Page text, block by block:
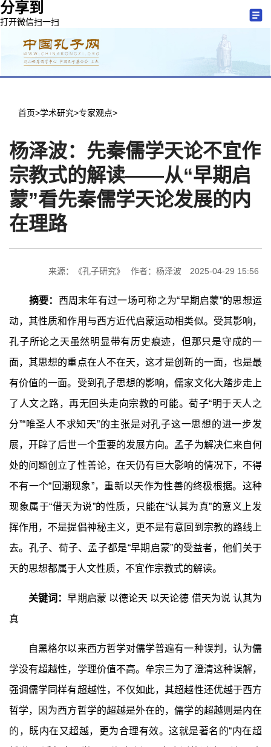
分享到
打开微信扫一扫
首页>学术研究>专家观点>
杨泽波：先秦儒学天论不宜作
宗教式的解读——从“早期启
蒙”看先秦儒学天论发展的内
在理路
来源：《孔子研究》 作者：杨泽波 2025-04-29 15:56
摘要： 西周末年有过一场可称之为“早期启蒙”的思想运
动，其性质和作用与西方近代启蒙运动相类似。受其影响，
孔子所论之天虽然明显带有历史痕迹，但那只是守成的一
面，其思想的重点在人不在天，这才是创新的一面，也是最
有价值的一面。受到孔子思想的影响，儒家文化大踏步走上
了人文之路，再无回头走向宗教的可能。荀子“明于天人之
分”“唯圣人不求知天”的主张是对孔子这一思想的进一步发
展，开辟了后世一个重要的发展方向。孟子为解决仁来自何
处的问题创立了性善论，在天仍有巨大影响的情况下，不得
不有一个“回潮现象”，重新以天作为性善的终极根据。这种
现象属于“借天为说”的性质，只能在“认其为真”的意义上发
挥作用，不是提倡神秘主义，更不是有意回到宗教的路线上
去。孔子、荀子、孟子都是“早期启蒙”的受益者，他们关于
天的思想都属于人文性质，不宜作宗教式的解读。
关键词：早期启蒙 以德论天 以天论德 借天为说 认其为
真
自黑格尔以来西方哲学对儒学普遍有一种误判，认为儒
学没有超越性，学理价值不高。牟宗三为了澄清这种误解，
强调儒学同样有超越性，不仅如此，其超越性还优越于西方
哲学，因为西方哲学的超越是外在的，儒学的超越则是内在
的，既内在又超越，更为合理有效。这就是著名的“内在超